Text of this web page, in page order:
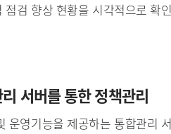
점검 향상 현황을 시각적으로 확인
서버를 통한 정책관리
운영기능을 제공하는 통합관리